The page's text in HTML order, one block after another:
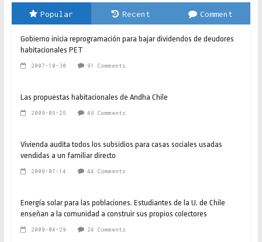
Popular Recent Comment
Gobierno inicia reprogramación para bajar dividendos de deudores
habitacionales PET
2007-10-30 91 Comments
Las propuestas habitacionales de Andha Chile
2009-06-26 48 Comments
Vivienda audita todos los subsidios para casas sociales usadas
vendidas a un familiar directo
2009-07-14 44 Comments
Energía solar para las poblaciones. Estudiantes de la U. de Chile
enseñan a la comunidad a construir sus propios colectores
2009-04-29 24 Comments